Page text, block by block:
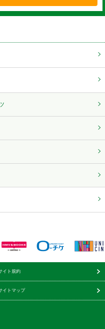
イト規約
イトマップ